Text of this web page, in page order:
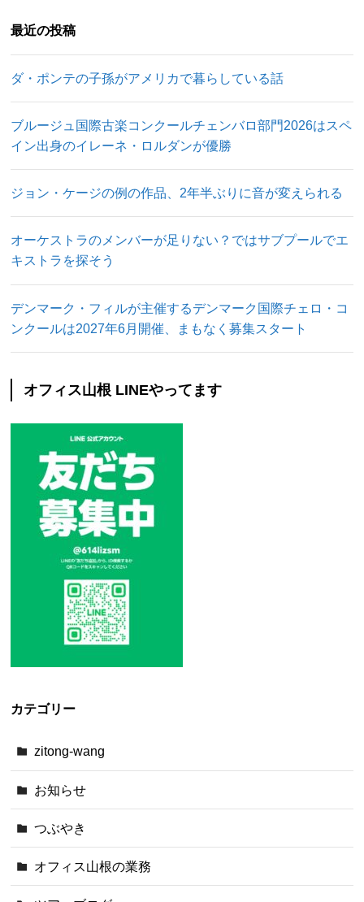
最近の投稿
ダ・ポンテの子孫がアメリカで暮らしている話
ブルージュ国際古楽コンクールチェンバロ部門2026はスペ
イン出身のイレーネ・ロルダンが優勝
ジョン・ケージの例の作品、2年半ぶりに音が変えられる
オーケストラのメンバーが足りない？ではサブプールでエ
キストラを探そう
デンマーク・フィルが主催するデンマーク国際チェロ・コ
ンクールは2027年6月開催、まもなく募集スタート
オフィス山根 LINEやってます
カテゴリー
zitong-wang
お知らせ
つぶやき
オフィス山根の業務